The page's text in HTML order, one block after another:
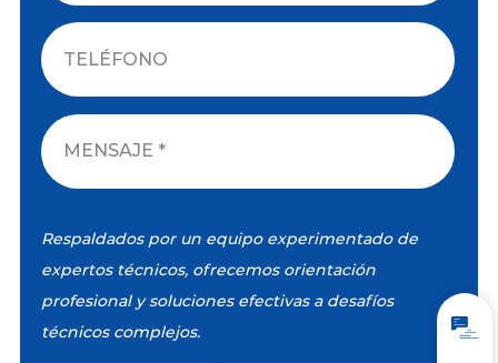
Respaldados por un equipo experimentado de
expertos técnicos, ofrecemos orientación
profesional y soluciones efectivas a desafíos
técnicos complejos.